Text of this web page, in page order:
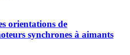
orientations de
synchrones à aimants